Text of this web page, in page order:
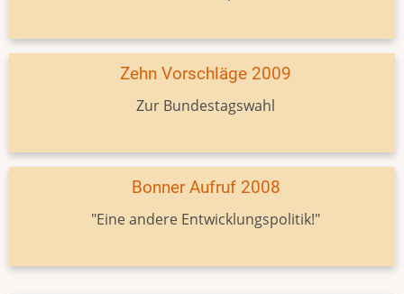
Zehn Vorschläge 2009
Zur Bundestagswahl
Bonner Aufruf 2008
"Eine andere Entwicklungspolitik!"